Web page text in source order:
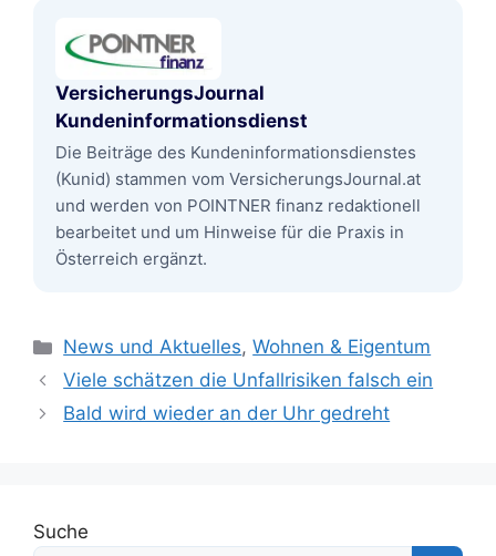
VersicherungsJournal
Kundeninformationsdienst
Die Beiträge des Kundeninformationsdienstes
(Kunid) stammen vom VersicherungsJournal.at
und werden von POINTNER finanz redaktionell
bearbeitet und um Hinweise für die Praxis in
Österreich ergänzt.
Kategorien
News und Aktuelles,Wohnen & Eigentum
Viele schätzen die Unfallrisiken falsch ein
Bald wird wieder an der Uhr gedreht
Suche